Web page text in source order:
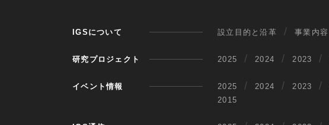
IGSについて 設立目的と沿革 事業内容
研究プロジェクト 2025 2024 2023
イベント情報 2025 2024 2023
2015